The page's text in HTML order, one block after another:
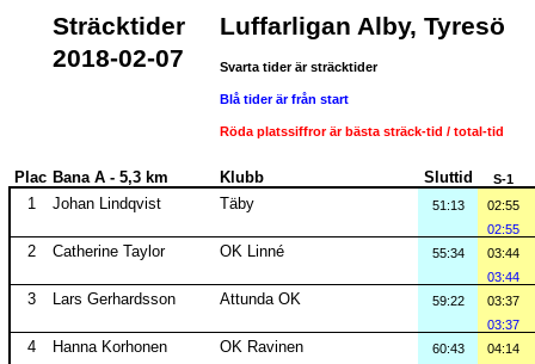
Sträcktider
Luffarligan Alby, Tyresö
2018-02-07
Svarta tider är sträcktider
Blå tider är från start
Röda platssiffror är bästa sträck-tid / total-tid
Plac Bana A - 5,3 km Klubb Sluttid S-1
1 Johan Lindqvist Täby 51:13
02:55
02:55
2 Catherine Taylor OK Linné 55:34
03:44
03:44
3 Lars Gerhardsson Attunda OK 59:22
03:37
03:37
4 Hanna Korhonen OK Ravinen 60:43
04:14